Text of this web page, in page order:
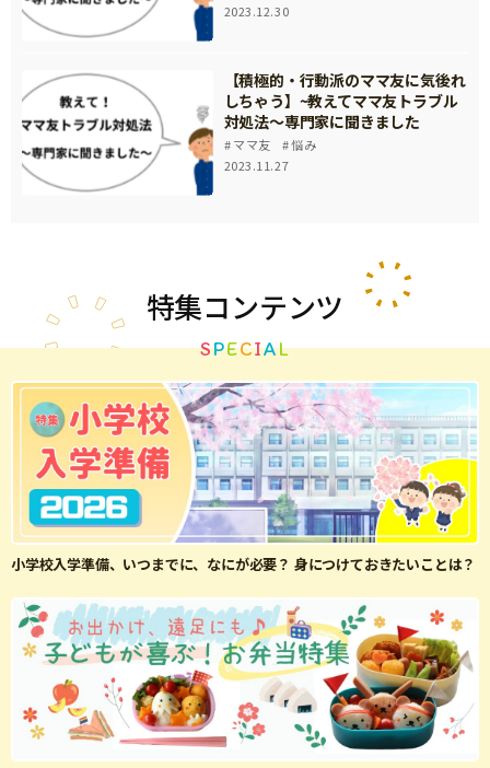
2023.12.30
【積極的・行動派のママ友に気後れ
しちゃう】~教えてママ友トラブル
対処法～専門家に聞きました
ママ友
悩み
2023.11.27
特集コンテンツ
SPECIAL
小学校入学準備、いつまでに、なにが必要？ 身につけておきたいことは？